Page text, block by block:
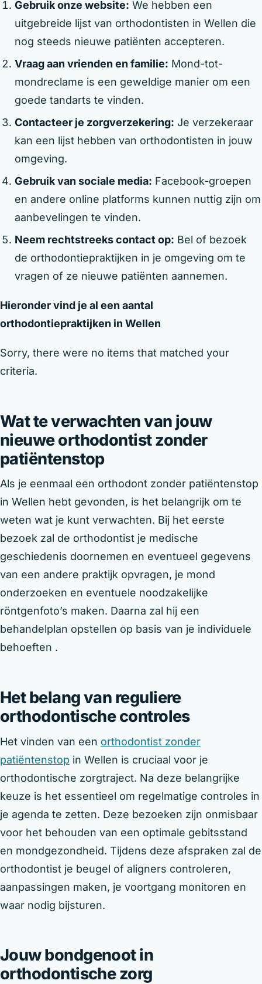
Gebruik onze website: We hebben een
uitgebreide lijst van orthodontisten in Wellen die
nog steeds nieuwe patiënten accepteren.
Vraag aan vrienden en familie: Mond-tot-
mondreclame is een geweldige manier om een
goede tandarts te vinden.
Contacteer je zorgverzekering: Je verzekeraar
kan een lijst hebben van orthodontisten in jouw
omgeving.
Gebruik van sociale media: Facebook-groepen
en andere online platforms kunnen nuttig zijn om
aanbevelingen te vinden.
Neem rechtstreeks contact op: Bel of bezoek
de orthodontiepraktijken in je omgeving om te
vragen of ze nieuwe patiënten aannemen.
Hieronder vind je al een aantal
orthodontiepraktijken in Wellen
Sorry, there were no items that matched your
criteria.
Wat te verwachten van jouw
nieuwe orthodontist zonder
patiëntenstop
Als je eenmaal een orthodont zonder patiëntenstop
in Wellen hebt gevonden, is het belangrijk om te
weten wat je kunt verwachten. Bij het eerste
bezoek zal de orthodontist je medische
geschiedenis doornemen en eventueel gegevens
van een andere praktijk opvragen, je mond
onderzoeken en eventuele noodzakelijke
röntgenfoto’s maken. Daarna zal hij een
behandelplan opstellen op basis van je individuele
behoeften .
Het belang van reguliere
orthodontische controles
Het vinden van een orthodontist zonder
patiëntenstop in Wellen is cruciaal voor je
orthodontische zorgtraject. Na deze belangrijke
keuze is het essentieel om regelmatige controles in
je agenda te zetten. Deze bezoeken zijn onmisbaar
voor het behouden van een optimale gebitsstand
en mondgezondheid. Tijdens deze afspraken zal de
orthodontist je beugel of aligners controleren,
aanpassingen maken, je voortgang monitoren en
waar nodig bijsturen.
Jouw bondgenoot in
orthodontische zorg